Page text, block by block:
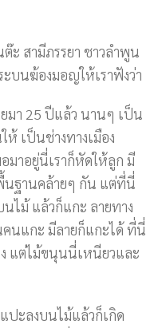
ะ สามีภรรยา ชาวลำพูน
ะบนฆ้องมอญให้เราฟังว่า
มา 25 ปีแล้ว นานๆ เป็น
เป็นช่างทางเมือง
มาอยู่นี่เราก็หัดให้ลูก มี
นฐานคล้ายๆ กัน แต่ที่นี่
ไม้ แล้วก็แกะ ลายทาง
นแกะ มีลายก็แกะได้ ที่นี่
แต่ไม้ขนุนนี่เหนียวและ
ปะลงบนไม้แล้วก็เกิด